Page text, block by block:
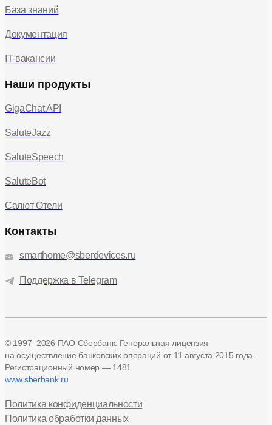
База знаний
Документация
IT-вакансии
Наши продукты
GigaChat API
SaluteJazz
SaluteSpeech
SaluteBot
Салют Отели
Контакты
smarthome@sberdevices.ru
Поддержка в Telegram
© 1997–2026 ПАО Сбербанк. Генеральная лицензия
на осуществление банковских операций от 11 августа 2015 года.
Регистрационный номер — 1481
www.sberbank.ru
Политика конфиденциальности
Политика обработки данных